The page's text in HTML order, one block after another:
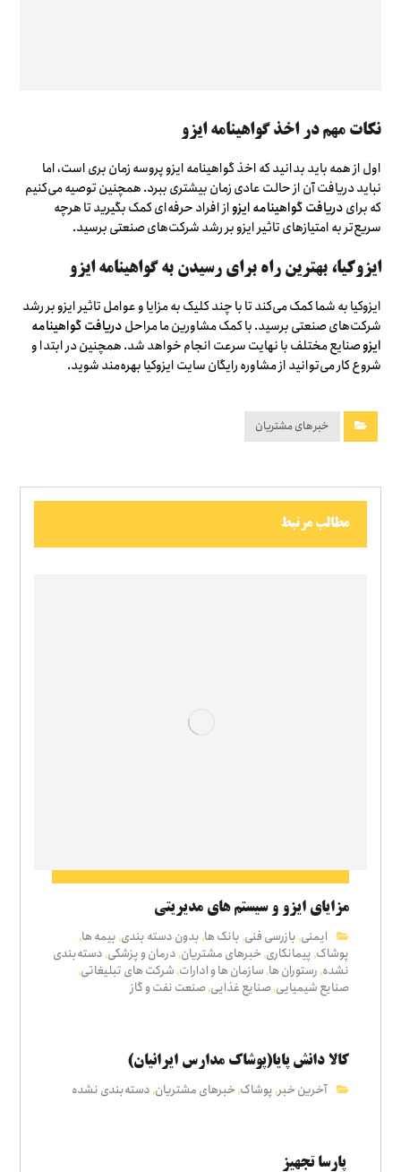
نکات مهم در اخذ گواهینامه ایزو
اول از همه باید بدانید که اخذ گواهینامه ایزو پروسه زمان بری است، اما
نباید دریافت آن از حالت عادی زمان بیشتری ببرد. همچنین توصیه می‌کنیم
که برایدریافت گواهینامه ایزواز افراد حرفه‌ای کمک بگیرید تا هرچه
سریع‌تر به امتیازهای تاثیر ایزو بر رشد شرکت‌های صنعتی برسید.
ایزوکیا، بهترین راه برای رسیدن به گواهینامه ایزو
ایزوکیا به شما کمک می‌کند تا با چند کلیک به مزایا و عوامل تاثیر ایزو بر رشد
شرکت‌های صنعتی برسید. با کمک مشاورین ما مراحلدریافت گواهینامه
ایزوصنایع مختلف با نهایت سرعت انجام خواهد شد. همچنین در ابتدا و
شروع کار می‌توانید از مشاوره رایگان سایت ایزوکیا بهره‌مند شوید.
خبرهای مشتریان
مطالب مرتبط
مزایای ایزو و سیستم های مدیریتی
ایمنی, بازرسی فنی, بانک ها, بدون دسته بندی, بیمه ها,
پوشاک, پیمانکاری, خبرهای مشتریان, درمان و پزشکی, دسته‌بندی
نشده, رستوران ها, سازمان ها و ادارات, شرکت های تبلیغاتی,
صنایع شیمیایی,صنایع غذایی,صنعت نفت و گاز
کالا دانش پایا(پوشاک مدارس ایرانیان)
آخرین خبر, پوشاک, خبرهای مشتریان, دسته‌بندی نشده
پارسا تجهیز